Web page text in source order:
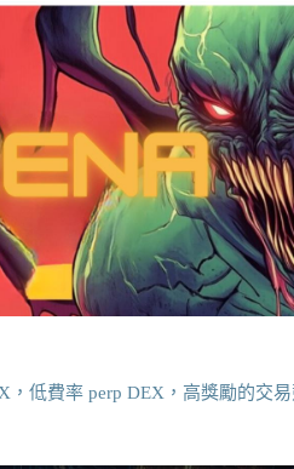
，低費率 perp DEX，高獎勵的交